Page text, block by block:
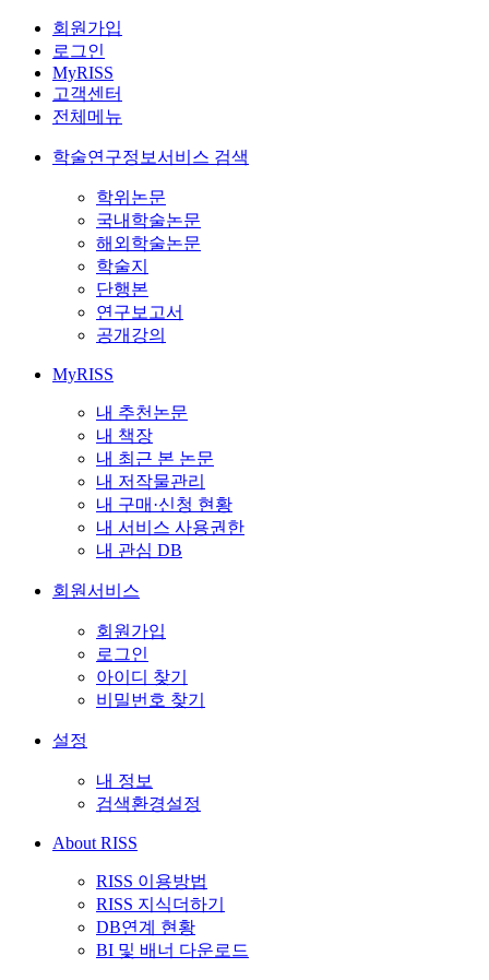
회원가입
로그인
MyRISS
고객센터
전체메뉴
학술연구정보서비스 검색
학위논문
국내학술논문
해외학술논문
학술지
단행본
연구보고서
공개강의
MyRISS
내 추천논문
내 책장
내 최근 본 논문
내 저작물관리
내 구매·신청 현황
내 서비스 사용권한
내 관심 DB
회원서비스
회원가입
로그인
아이디 찾기
비밀번호 찾기
설정
내 정보
검색환경설정
About RISS
RISS 이용방법
RISS 지식더하기
DB연계 현황
BI 및 배너 다운로드